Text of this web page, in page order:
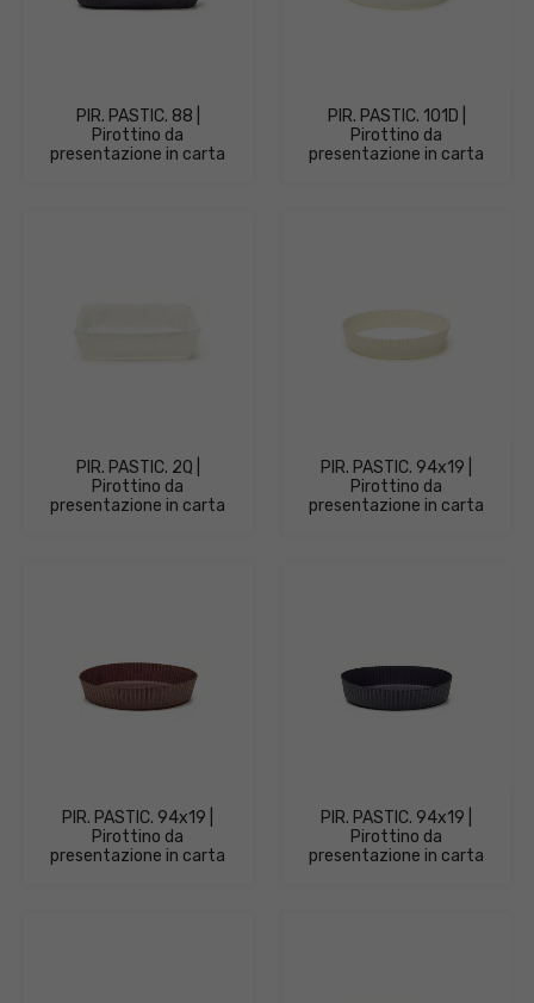
PIR. PASTIC. 88 |
Pirottino da
presentazione in carta
PIR. PASTIC. 101D |
Pirottino da
presentazione in carta
PIR. PASTIC. 2Q |
Pirottino da
presentazione in carta
PIR. PASTIC. 94x19 |
Pirottino da
presentazione in carta
PIR. PASTIC. 94x19 |
Pirottino da
presentazione in carta
PIR. PASTIC. 94x19 |
Pirottino da
presentazione in carta